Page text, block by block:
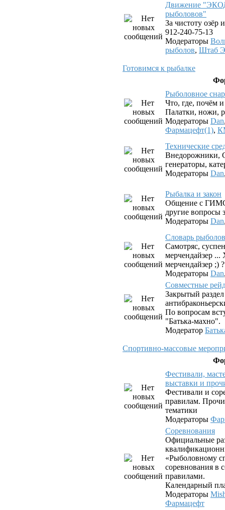
Движение
рыболовов"
За чистоту озёр
912-240-75-13
Модераторы
рыболов, Штаб
Готовимся к рыбалке
Рыболовное
Что, где, почём
Палатки, ножи,
Модераторы Dan
Фармацефт(1),
Технические
Внедорожники,
генераторы,
Модераторы Dan
Рыбалка и закон
Общение с
другие вопросы
Модераторы Dan
Словарь
Самотряс,
мерчендайзер ...
мерчендайзер ;) ?
Модераторы Dan
Совместные
Закрытый
По вопросам
"Батька-махно".
Модератор
Спортивно-массовые
Фестивали,
выставки и
Фестивали и
правилам.
тематики
Модераторы
Соревнования
Официальные
«Рыболовному
соревнования в
правилами.
Календарный
Модераторы
Фармацефт